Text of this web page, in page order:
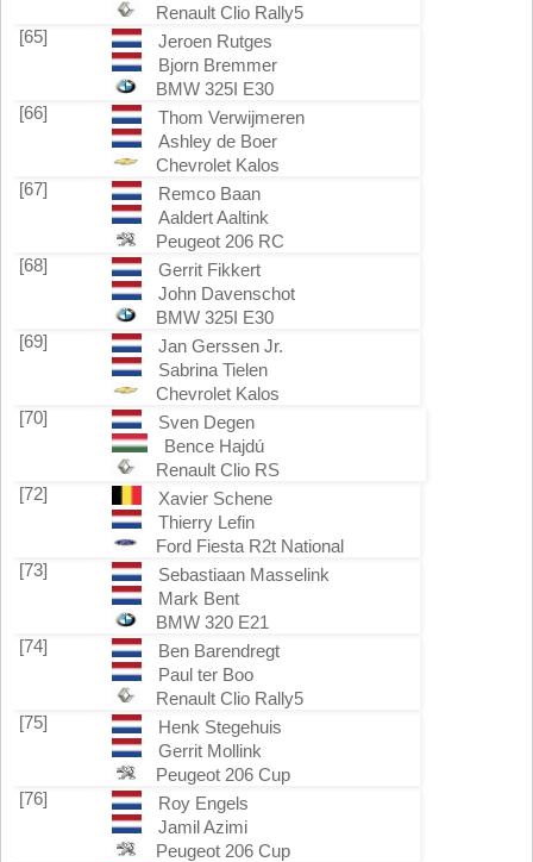
Renault Clio Rally5
[65]
Jeroen Rutges
Bjorn Bremmer
BMW 325I E30
[66]
Thom Verwijmeren
Ashley de Boer
Chevrolet Kalos
[67]
Remco Baan
Aaldert Aaltink
Peugeot 206 RC
[68]
Gerrit Fikkert
John Davenschot
BMW 325I E30
[69]
Jan Gerssen Jr.
Sabrina Tielen
Chevrolet Kalos
[70]
Sven Degen
Bence Hajdú
Renault Clio RS
[72]
Xavier Schene
Thierry Lefin
Ford Fiesta R2t National
[73]
Sebastiaan Masselink
Mark Bent
BMW 320 E21
[74]
Ben Barendregt
Paul ter Boo
Renault Clio Rally5
[75]
Henk Stegehuis
Gerrit Mollink
Peugeot 206 Cup
[76]
Roy Engels
Jamil Azimi
Peugeot 206 Cup